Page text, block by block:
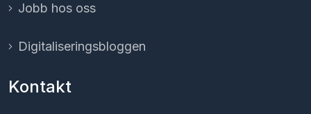
Jobb hos oss
Digitaliserings­bloggen
Kontakt